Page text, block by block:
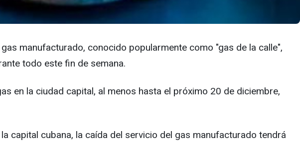
manufacturado, conocido popularmente como "gas de la calle",
todo este fin de semana.
en la ciudad capital, al menos hasta el próximo 20 de diciembre,
capital cubana, la caída del servicio del gas manufacturado tendrá